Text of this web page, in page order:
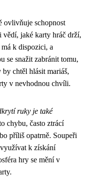
ovlivňuje schopnost
vědí, jaké karty hráč drží,
k dispozici, a
se snažit zabránit tomu,
chtěl hlásit mariáš,
v nevhodnou chvíli.
ruky je také
chybu, často ztrácí
příliš opatrně. Soupeři
k získání
hry se mění v